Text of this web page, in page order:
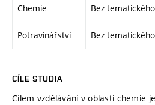
Chemie Bez
Potravinářství Bez
CÍLE STUDIA
Cílem vzdělávání v oblasti chemie